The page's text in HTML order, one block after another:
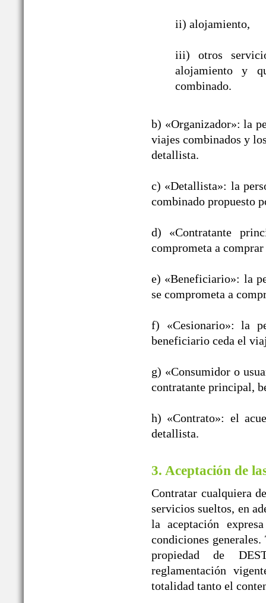
ii) alojamiento,
iii) otros
alojamiento y
combinado.
b) «Organizador»: la
viajes combinados y
detallista.
c) «Detallista»: la
combinado propuesto
d) «Contratante
comprometa a
e) «Beneficiario»: la
se comprometa a
f) «Cesionario»: la
beneficiario ceda el
g) «Consumidor o
contratante principal,
h) «Contrato»: el
detallista.
3. Aceptación de
Contratar cualquiera
servicios sueltos, en
la aceptación
condiciones
propiedad de
reglamentación
totalidad tanto el